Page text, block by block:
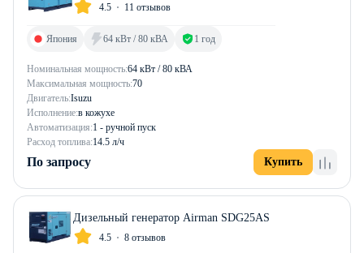
4.5 11 отзывов
Номинальная мощность:64 кВт / 80 кВА
Максимальная мощность:70
Двигатель:Isuzu
Исполнение:в кожухе
Автоматизация:1 - ручной пуск
Расход топлива:14.5 л/ч
Япония 64 кВт / 80 кВА 1 год
По запросу Купить
Дизельный генератор Airman SDG25AS
4.5 8 отзывов